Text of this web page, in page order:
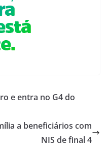
e entra no G4 do
a beneficiários com
NIS de final 4